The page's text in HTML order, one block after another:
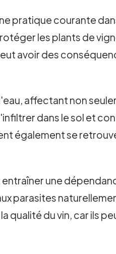
pratique courante
les plants de
avoir des
affectant non
dans le sol et
également se
une
parasites
du vin, car ils